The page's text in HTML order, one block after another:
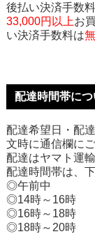
後払い決済手数
33,000円以上お
い決済手数料は
配達時間帯につ
配達希望日・配
文時に通信欄に
配達はヤマト運
配達時間帯は、
◎午前中
◎14時～16時
◎16時～18時
◎18時～20時